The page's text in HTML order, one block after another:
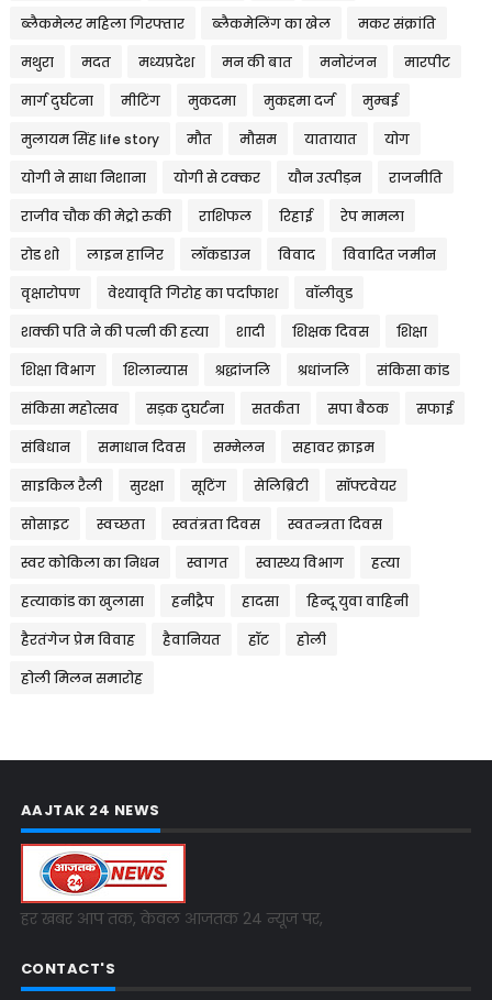
ब्लैकमेलर महिला गिरफ्तार ब्लैकमेलिंग का खेल मकर संक्रांति
मथुरा मदत मध्यप्रदेश मन की बात मनोरंजन मारपीट
मार्ग दुर्घटना मीटिंग मुकदमा मुकद्दमा दर्ज मुम्बई
मुलायम सिंह life story मौत मौसम यातायात योग
योगी ने साधा निशाना योगी से टक्कर यौन उत्पीड़न राजनीति
राजीव चौक की मेट्रो रुकी राशिफल रिहाई रेप मामला
रोड शो लाइन हाजिर लॉकडाउन विवाद विवादित जमीन
वृक्षारोपण वेश्यावृति गिरोह का पर्दाफाश वॉलीवुड
शक्की पति ने की पत्नी की हत्या शादी शिक्षक दिवस शिक्षा
शिक्षा विभाग शिलान्यास श्रद्धांजलि श्रधांजलि संकिसा कांड
संकिसा महोत्सव सड़क दुघर्टना सतर्कता सपा बैठक सफाई
संबिधान समाधान दिवस सम्मेलन सहावर क्राइम
साइकिल रैली सुरक्षा सूटिंग सेलिब्रिटी सॉफ्टवेयर
सोसाइट स्वच्छता स्वतंत्रता दिवस स्वतन्त्रता दिवस
स्वर कोकिला का निधन स्वागत स्वास्थ्य विभाग हत्या
हत्याकांड का खुलासा हनीट्रैप हादसा हिन्दू युवा वाहिनी
हैरतंगेज प्रेम विवाह हैवानियत हॉट होली
होली मिलन समारोह
AAJTAK 24 NEWS
हर खबर आप तक, केवल आजतक 24 न्यूज पर,
CONTACT'S